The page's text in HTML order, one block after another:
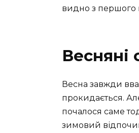
видно з першого
Весняні
Весна завжди
прокидається.
почалося саме
зимовий